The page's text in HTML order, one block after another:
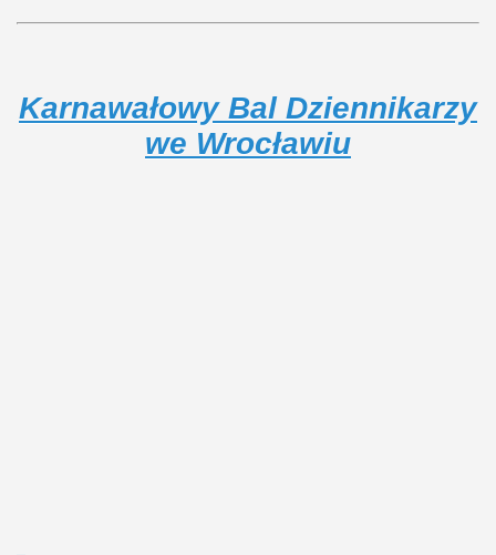
Karnawałowy Bal Dziennikarzy
we Wrocławiu